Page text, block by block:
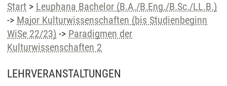
Start > Leuphana Bachelor (B.A./B.Eng./B.Sc./LL.B.)
-> Major Kulturwissenschaften (bis Studienbeginn
WiSe 22/23) -> Paradigmen der
Kulturwissenschaften 2
LEHRVERANSTALTUNGEN